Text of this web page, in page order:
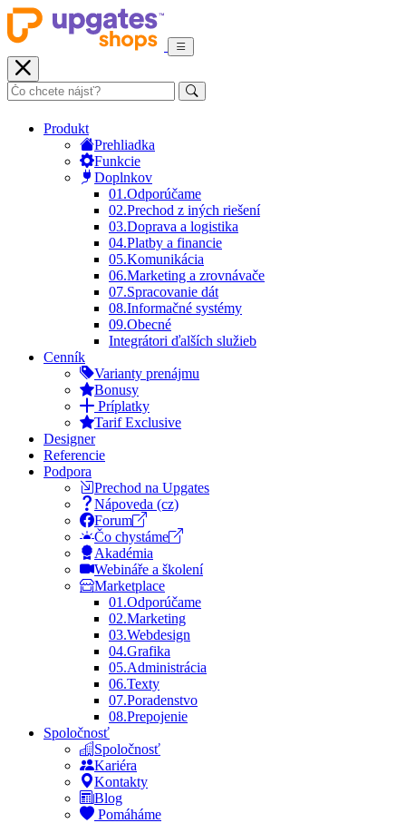
Produkt
Prehliadka
Funkcie
Doplnkov
01.Odporúčame
02.Prechod z iných riešení
03.Doprava a logistika
04.Platby a financie
05.Komunikácia
06.Marketing a zrovnávače
07.Spracovanie dát
08.Informačné systémy
09.Obecné
Integrátori ďalších služieb
Cenník
Varianty prenájmu
Bonusy
Príplatky
Tarif Exclusive
Designer
Referencie
Podpora
Prechod na Upgates
Nápoveda (cz)
Forum
Čo chystáme
Akadémia
Webináře a školení
Marketplace
01.Odporúčame
02.Marketing
03.Webdesign
04.Grafika
05.Administrácia
06.Texty
07.Poradenstvo
08.Prepojenie
Spoločnosť
Spoločnosť
Kariéra
Kontakty
Blog
Pomáháme